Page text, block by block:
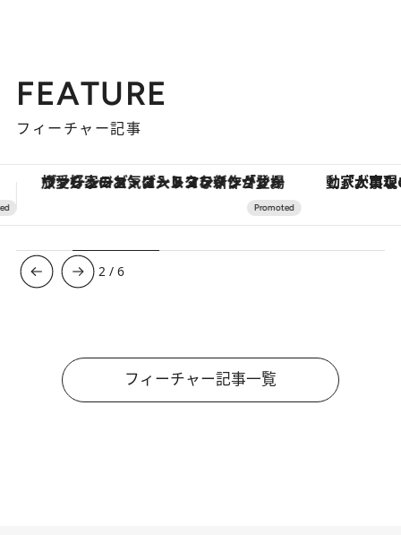
FEATURE
フィーチャー記事
「大事なのは地域の意識を変えること」。ロレックス賞受賞の自然保護活動家が実現させたナイジェリアの自然環境の復活
3 /6
フィーチャー記事一覧